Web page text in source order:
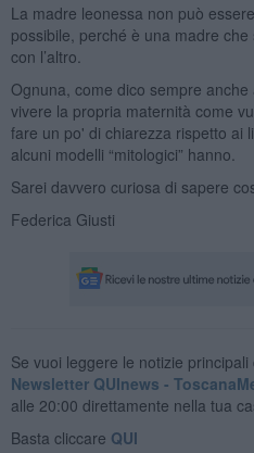
La madre leonessa non può
possibile, perché è una madre
con l’altro.
Ognuna, come dico sempre
vivere la propria maternità come
fare un po' di chiarezza rispetto ai
alcuni modelli “mitologici” hanno.
Sarei davvero curiosa di sapere
Federica Giusti
Se vuoi leggere le notizie
Newsletter QUInews -
alle 20:00 direttamente nella tua
Basta cliccare QUI